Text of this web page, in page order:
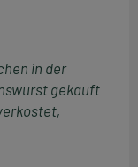
in der
gekauft